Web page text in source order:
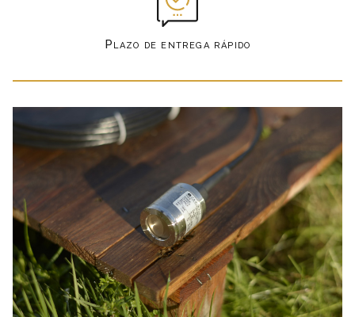
Plazo de entrega rápido